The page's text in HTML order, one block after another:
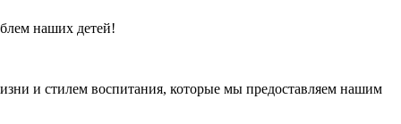
наших детей!
и стилем воспитания, которые мы предоставляем нашим